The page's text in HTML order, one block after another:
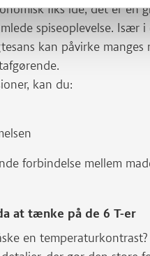
fiks idé, det er en
spiseoplevelse. Især
kan påvirke
kan du:
forbindelse mellem
at tænke på de 6 T-er
en